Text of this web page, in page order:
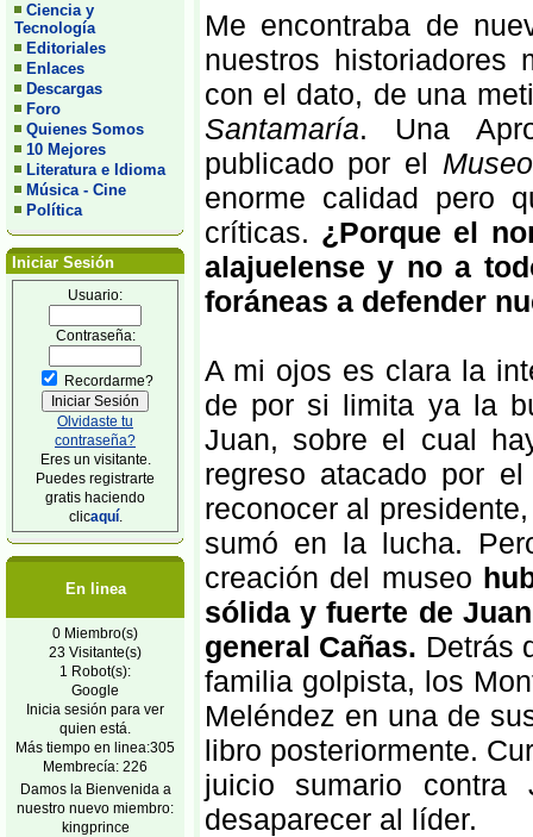
Ciencia y
Tecnología
Editoriales
Enlaces
Descargas
Foro
Quienes Somos
10 Mejores
Literatura e Idioma
Música - Cine
Política
Iniciar Sesión
Usuario:
Contraseña:
Recordarme?
Olvidaste tu
contraseña?
Eres un visitante.
Puedes registrarte
gratis haciendo
clicaquí.
En linea
0 Miembro(s)
23 Visitante(s)
1 Robot(s):
Google
Inicia sesión para ver
quien está.
Más tiempo en linea:305
Membrecía: 226
Damos la Bienvenida a
nuestro nuevo miembro:
kingprince
Me encontraba de
nuestros historiadores
con el dato, de una
Santamaría. Una
publicado por el
enorme calidad pero
críticas. ¿Porque el
alajuelense y no a
foráneas a defender
A mi ojos es clara la
de por si limita ya la
Juan, sobre el cual
regreso atacado por
reconocer al
sumó en la lucha.
creación del museo
sólida y fuerte de
general Cañas. Detrás
familia golpista, los
Meléndez en una de
libro posteriormente.
juicio sumario
desaparecer al líder.